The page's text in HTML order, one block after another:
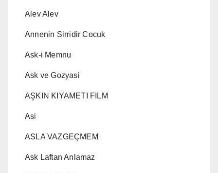
Alev Alev
Annenin Sirridir Cocuk
Ask-i Memnu
Ask ve Gozyasi
AŞKIN KIYAMETI FILM
Asi
ASLA VAZGEÇMEM
Ask Laftan Anlamaz